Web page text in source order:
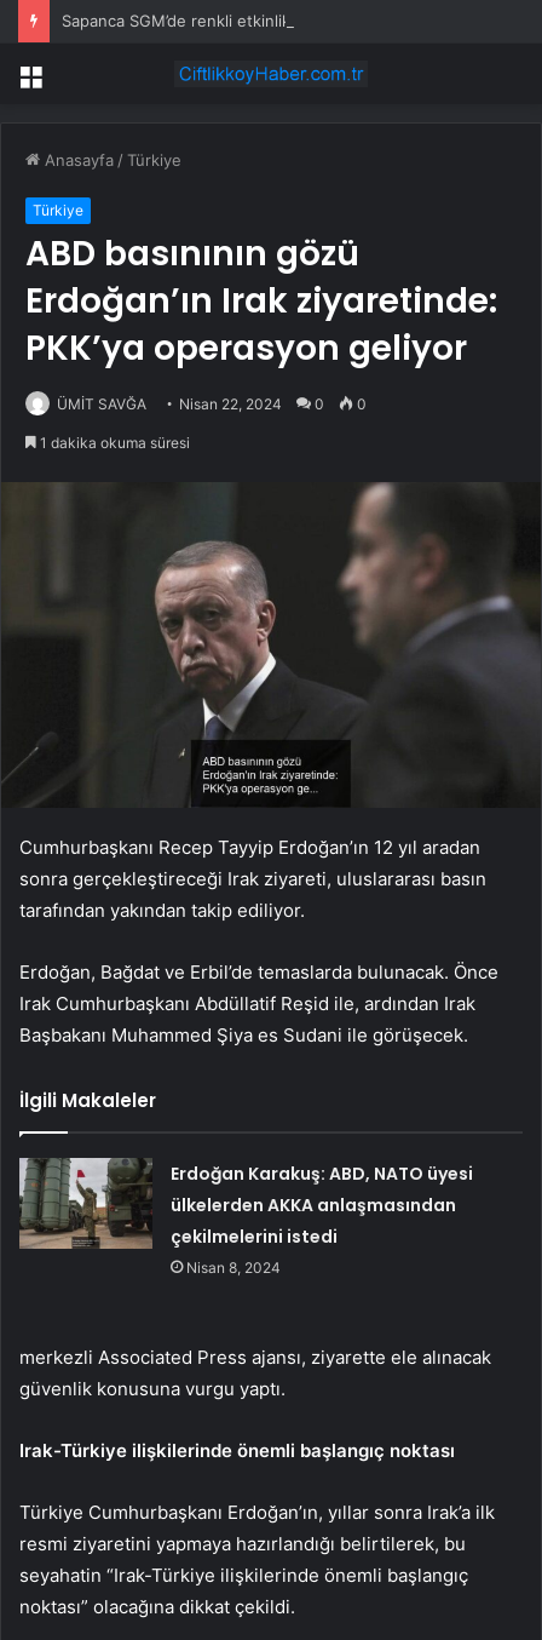
Sapanca SGM’de renkli etkinlik
Menü
Anasayfa /Türkiye
Türkiye
ABD basınının gözü
Erdoğan’ın Irak ziyaretinde:
PKK’ya operasyon geliyor
ÜMİT SAVĞA Nisan 22, 2024 0 0
1 dakika okuma süresi
Cumhurbaşkanı Recep Tayyip Erdoğan’ın 12 yıl aradan
sonra gerçekleştireceği Irak ziyareti, uluslararası basın
tarafından yakından takip ediliyor.
Erdoğan, Bağdat ve Erbil’de temaslarda bulunacak. Önce
Irak Cumhurbaşkanı Abdüllatif Reşid ile, ardından Irak
Başbakanı Muhammed Şiya es Sudani ile görüşecek.
İlgili Makaleler
Erdoğan Karakuş: ABD, NATO üyesi
ülkelerden AKKA anlaşmasından
çekilmelerini istedi
Nisan 8, 2024
merkezli Associated Press ajansı, ziyarette ele alınacak
güvenlik konusuna vurgu yaptı.
Irak-Türkiye ilişkilerinde önemli başlangıç noktası
Türkiye Cumhurbaşkanı Erdoğan’ın, yıllar sonra Irak’a ilk
resmi ziyaretini yapmaya hazırlandığı belirtilerek, bu
seyahatin “Irak-Türkiye ilişkilerinde önemli başlangıç
noktası” olacağına dikkat çekildi.